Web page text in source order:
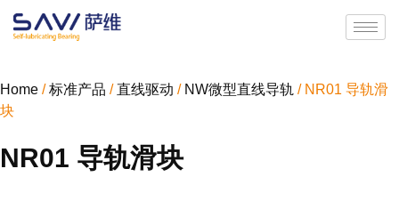
Home /标准产品 /直线驱动 / NW微型直线导轨 / NR01 导轨滑
块
NR01 导轨滑块